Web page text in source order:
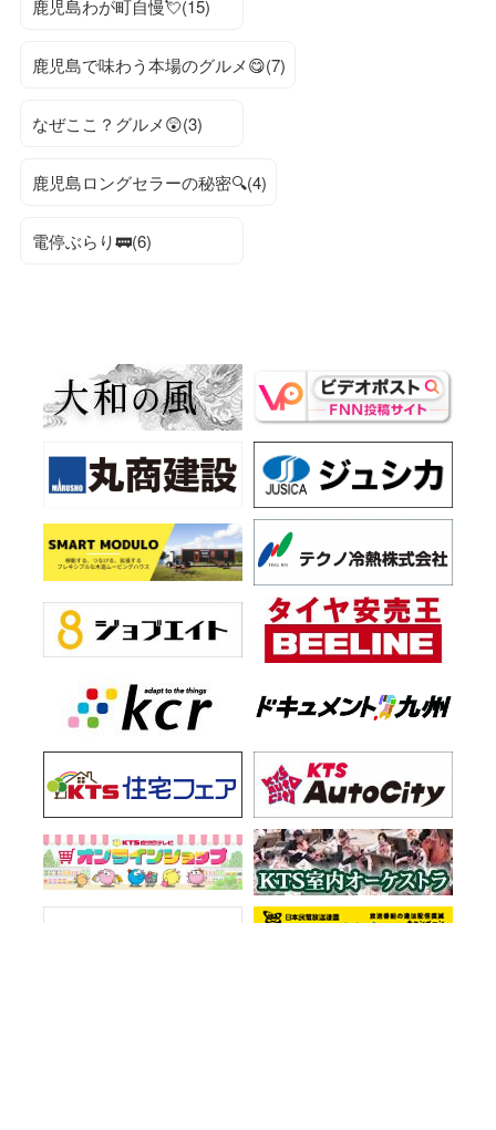
鹿児島わが町自慢💘(15)
鹿児島で味わう本場のグルメ😋(7)
なぜここ？グルメ😲(3)
鹿児島ロングセラーの秘密🔍(4)
電停ぶらり🚃(6)